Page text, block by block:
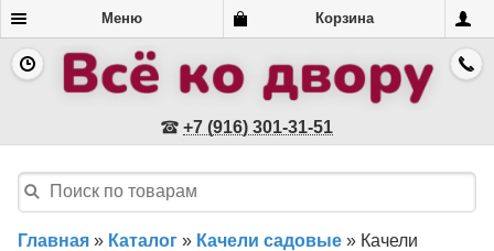
Меню Корзина
+7 (916) 301-31-51
Главная » Каталог » Качели садовые » Качели